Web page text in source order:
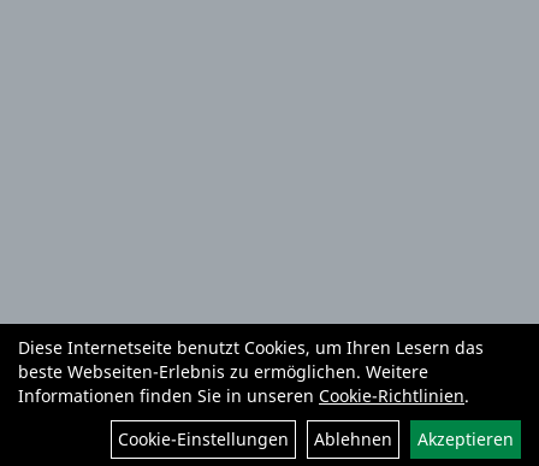
Autoteile und Zubehör E-Roller
Fahrräder
Fahrradzubehör
Fahrradteile Bekleidung
Mietgeräte
Reifenhandel und Montage
Garten und Forstgeräte Service
Diese Internetseite benutzt Cookies, um Ihren Lesern das
beste Webseiten-Erlebnis zu ermöglichen. Weitere
Informationen finden Sie in unseren Cookie-Richtlinien.
Cookie-Einstellungen
Ablehnen Akzeptieren